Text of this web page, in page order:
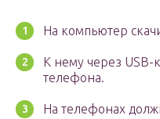
На компьютер
К нему через USB-
телефона.
На телефонах